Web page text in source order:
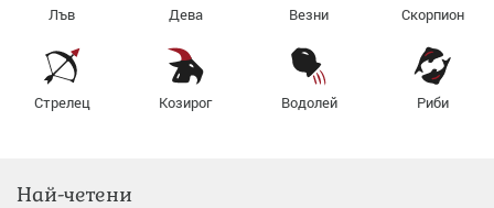
Лъв Дева Везни Скорпион
Стрелец Козирог Водолей Риби
Най-четени